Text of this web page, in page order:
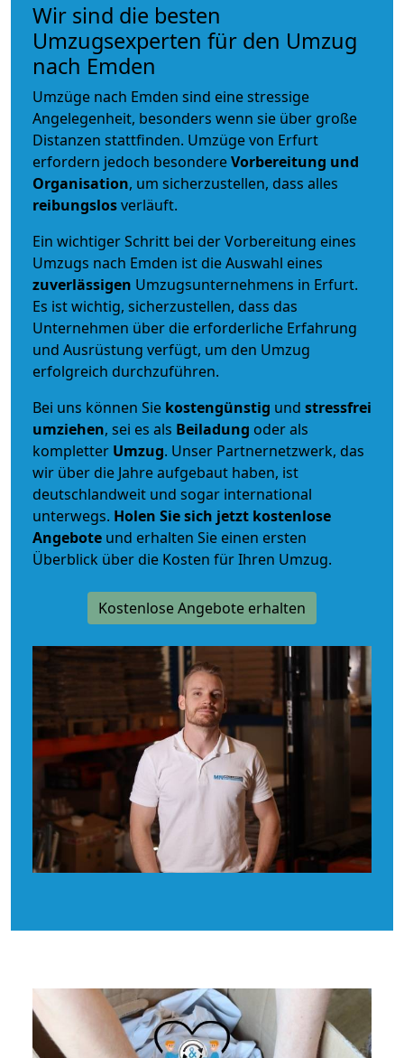
Wir sind die besten
Umzugsexperten für den Umzug
nach Emden
Umzüge nach Emden sind eine stressige
Angelegenheit, besonders wenn sie über große
Distanzen stattfinden. Umzüge von Erfurt
erfordern jedoch besondereVorbereitung und
Organisation, um sicherzustellen, dass alles
reibungslosverläuft.
Ein wichtiger Schritt bei der Vorbereitung eines
Umzugs nach Emden ist die Auswahl eines
zuverlässigen Umzugsunternehmens in Erfurt.
Es ist wichtig, sicherzustellen, dass das
Unternehmen über die erforderliche Erfahrung
und Ausrüstung verfügt, um den Umzug
erfolgreich durchzuführen.
Bei uns können Sie kostengünstig und stressfrei
umziehen, sei es als Beiladung oder als
kompletter Umzug. Unser Partnernetzwerk, das
wir über die Jahre aufgebaut haben, ist
deutschlandweit und sogar international
unterwegs. Holen Sie sich jetzt kostenlose
Angebote und erhalten Sie einen ersten
Überblick über die Kosten für Ihren Umzug.
Kostenlose Angebote erhalten